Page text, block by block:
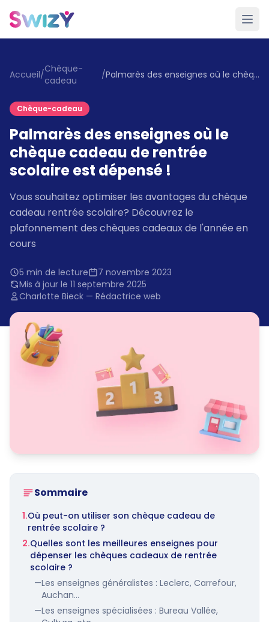
Accueil/Chèque-
cadeau
/ Palmarès des enseignes où le chèque cadeau de rentrée scolaire est dépensé !
Chèque-cadeau
Palmarès des enseignes où le
chèque cadeau de rentrée
scolaire est dépensé !
Vous souhaitez optimiser les avantages du chèque
cadeau rentrée scolaire? Découvrez le
plafonnement des chèques cadeaux de l'année en
cours
5 min de lecture
7 novembre 2023
Mis à jour le 11 septembre 2025
Charlotte Bieck — Rédactrice web
Sommaire
1.Où peut-on utiliser son chèque cadeau de
rentrée scolaire ?
2.Quelles sont les meilleures enseignes pour
dépenser les chèques cadeaux de rentrée
scolaire ?
—Les enseignes généralistes : Leclerc, Carrefour,
Auchan…
—Les enseignes spécialisées : Bureau Vallée,